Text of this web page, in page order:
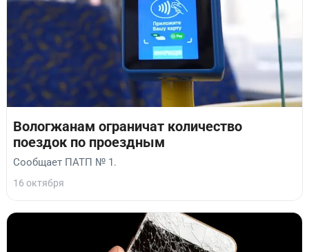
Вологжанам ограничат количество
поездок по проездным
Сообщает ПАТП № 1.
16 октября